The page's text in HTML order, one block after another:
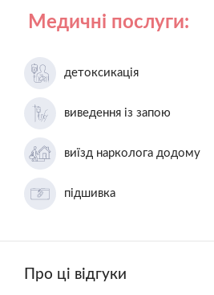
Медичні послуги:
детоксикація
виведення із запою
виїзд нарколога додому
підшивка
Про ці відгуки